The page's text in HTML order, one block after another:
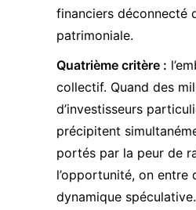
financiers déconnecté
patrimoniale.
Quatrième critère :
collectif. Quand des
d’investisseurs
précipitent
portés par la peur de
l’opportunité, on entre
dynamique